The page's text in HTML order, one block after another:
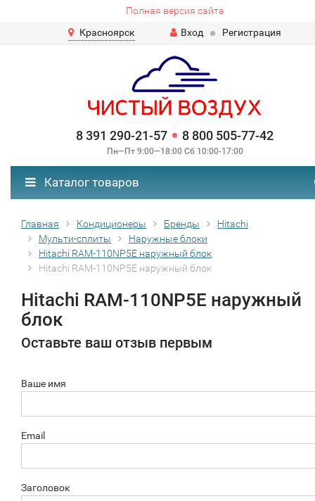
Полная версия сайта
Красноярск
Вход Регистрация
8 391 290-21-57 8 800 505-77-42
Пн—Пт 9:00—18:00 Сб 10:00-17:00
Каталог товаров
Главная Кондиционеры Бренды
Hitachi
Мульти-сплиты
Наружные блоки
Hitachi RAM-110NP5E наружный блок
Hitachi RAM-110NP5E наружный блок
Hitachi RAM-110NP5E наружный
блок
Оставьте ваш отзыв первым
Ваше имя
Email
Заголовок